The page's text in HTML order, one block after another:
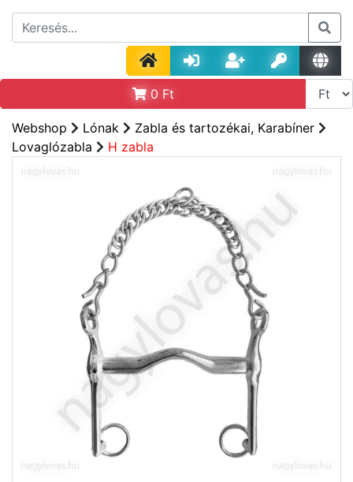
0 Ft
Webshop Lónak
Zabla és tartozékai, Karabíner
Lovaglózabla
H zabla